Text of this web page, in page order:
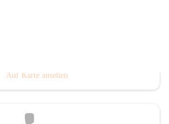
Auf Karte ansehen